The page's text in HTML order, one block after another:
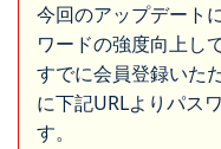
今回のアップデート
ワードの強度向上し
すでに会員登録いた
に下記URLよりパス
す。